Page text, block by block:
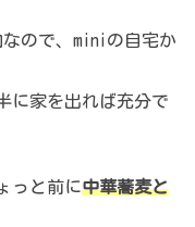
ので、miniの自宅か
に家を出れば充分で
っと前に中華蕎麦と